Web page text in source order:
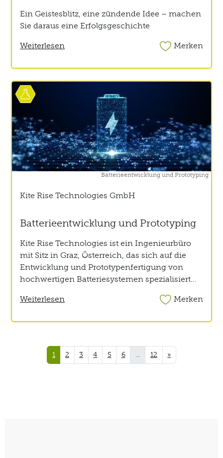
Ein Geistesblitz, eine zündende Idee – machen
Sie daraus eine Erfolgsgeschichte
Weiterlesen
Merken
Batterieentwicklung und Prototyping
Kite Rise Technologies GmbH
Batterieentwicklung und Prototyping
Kite Rise Technologies ist ein Ingenieurbüro
mit Sitz in Graz, Österreich, das sich auf die
Entwicklung und Prototypenfertigung von
hochwertigen Batteriesystemen spezialisiert...
Weiterlesen
Merken
1 2 3 4 5 6 … 12 »